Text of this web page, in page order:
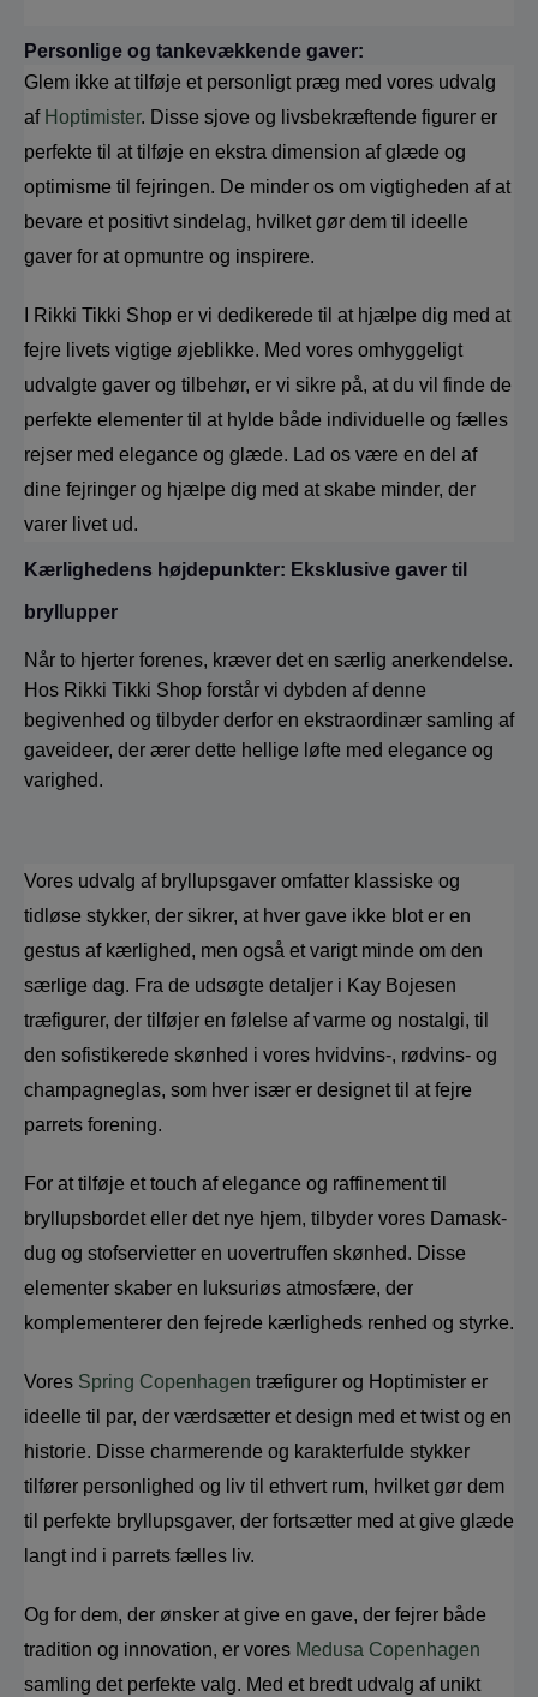
Personlige og tankevækkende gaver:
Glem ikke at tilføje et personligt præg med vores udvalg
af Hoptimister. Disse sjove og livsbekræftende figurer er
perfekte til at tilføje en ekstra dimension af glæde og
optimisme til fejringen. De minder os om vigtigheden af at
bevare et positivt sindelag, hvilket gør dem til ideelle
gaver for at opmuntre og inspirere.
I Rikki Tikki Shop er vi dedikerede til at hjælpe dig med at
fejre livets vigtige øjeblikke. Med vores omhyggeligt
udvalgte gaver og tilbehør, er vi sikre på, at du vil finde de
perfekte elementer til at hylde både individuelle og fælles
rejser med elegance og glæde. Lad os være en del af
dine fejringer og hjælpe dig med at skabe minder, der
varer livet ud.
Kærlighedens højdepunkter: Eksklusive gaver til
bryllupper
Når to hjerter forenes, kræver det en særlig anerkendelse.
Hos Rikki Tikki Shop forstår vi dybden af denne
begivenhed og tilbyder derfor en ekstraordinær samling af
gaveideer, der ærer dette hellige løfte med elegance og
varighed.
Vores udvalg af bryllupsgaver omfatter klassiske og
tidløse stykker, der sikrer, at hver gave ikke blot er en
gestus af kærlighed, men også et varigt minde om den
særlige dag. Fra de udsøgte detaljer i Kay Bojesen
træfigurer, der tilføjer en følelse af varme og nostalgi, til
den sofistikerede skønhed i vores hvidvins-, rødvins- og
champagneglas, som hver især er designet til at fejre
parrets forening.
For at tilføje et touch af elegance og raffinement til
bryllupsbordet eller det nye hjem, tilbyder vores Damask-
dug og stofservietter en uovertruffen skønhed. Disse
elementer skaber en luksuriøs atmosfære, der
komplementerer den fejrede kærligheds renhed og styrke.
Vores Spring Copenhagen træfigurer og Hoptimister er
ideelle til par, der værdsætter et design med et twist og en
historie. Disse charmerende og karakterfulde stykker
tilfører personlighed og liv til ethvert rum, hvilket gør dem
til perfekte bryllupsgaver, der fortsætter med at give glæde
langt ind i parrets fælles liv.
Og for dem, der ønsker at give en gave, der fejrer både
tradition og innovation, er vores Medusa Copenhagen
samling det perfekte valg. Med et bredt udvalg af unikt